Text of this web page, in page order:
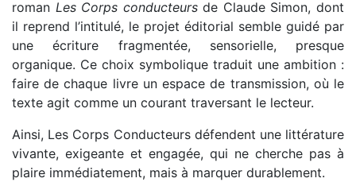
roman Les Corps conducteursde Claude Simon, dont
il reprend l’intitulé, le projet éditorial semble guidé par
une écriture fragmentée, sensorielle, presque
organique. Ce choix symbolique traduit une ambition :
faire de chaque livre un espace de transmission, où le
texte agit comme un courant traversant le lecteur.
Ainsi, Les Corps Conducteurs défendent une littérature
vivante, exigeante et engagée, qui ne cherche pas à
plaire immédiatement, mais à marquer durablement.